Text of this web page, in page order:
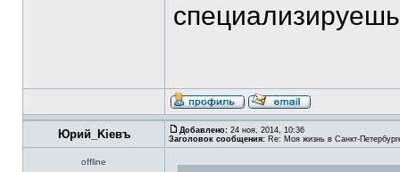
Юрий_Kiевъ Добавлено: 24 ноя, 2014, 10:36
Заголовок сообщения: Re: Моя жизнь в Санкт-
offline